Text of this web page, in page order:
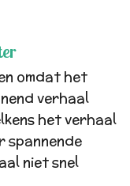
omdat het
verhaal
het verhaal
spannende
niet snel